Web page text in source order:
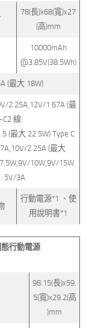
78(長)x68(寬)x27
(高)mm
10000mAh
@3.85V(38.5Wh)
(最大 18W)
2.25A,12V/1.67A (最
C2 線:
(最大 22.5W) Type C
2.25A (最大
10W,9V/15W
5V/3A
行動電源*1 、使
用說明書*1
行動電源
98.15(長)x59.
5(寬)x29.2(高
)mm